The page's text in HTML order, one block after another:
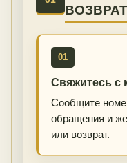
ВОЗВРАТ
01
Свяжитесь с
Сообщите
обращения и
или возврат.